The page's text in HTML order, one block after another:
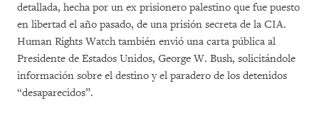
detallada, hecha por un ex prisionero palestino que fue puesto
en libertad el año pasado, de una prisión secreta de la CIA.
Human Rights Watch también envió una carta pública al
Presidente de Estados Unidos, George W. Bush, solicitándole
información sobre el destino y el paradero de los detenidos
“desaparecidos”.